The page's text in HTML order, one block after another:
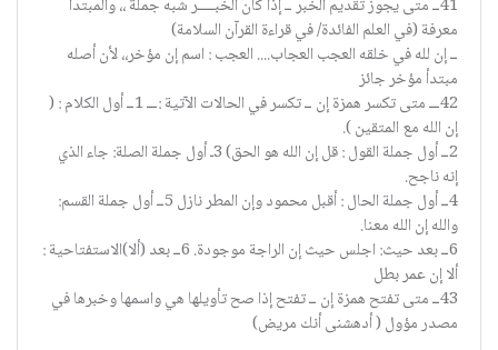
41ــ متى يجوز تقديم الخبر ــ إذا كان الخبـــــر شبه جملة ،، والمبتدأ
معرفة (في العلم الفائدة/ في قراءة القرآن السلامة)
ــ إن لله في خلقه العجب العجاب.... العجب : اسم إن مؤخر،، لأن أصله
مبتدأ مؤخر جائز
42ـــ متى تكسر همزة إن ــ تكسر في الحالات الآتية :ـــ 1ــ أول الكلام : (
إن الله مع المتقين ).
2ــ أول جملة القول : قل إن الله هو الحق) 3ـ أول جملة الصلة: جاء الذي
إنه ناجح.
4ــ أول جملة الحال : أقبل محمود وإن المطر نازل 5ــ أول جملة القسم:
والله إن الله معنا.
6ــ بعد حيث: اجلس حيث إن الراجة موجودة. 6ــ بعد (ألا)الاستفتاحية :
ألا إن عمر بطل
43ــ متى تفتح همزة إن ــ تفتح إذا صح تأويلها هي واسمها وخبرها في
مصدر مؤول ( أدهشنى أنك مريض)